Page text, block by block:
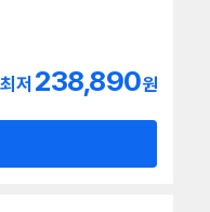
최저 238,890원